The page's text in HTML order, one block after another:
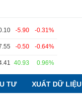
-5.90 -0.31%
-0.50 -0.64%
40.93 0.96%
TƯ XUẤT DỮ LIỆU
vụ